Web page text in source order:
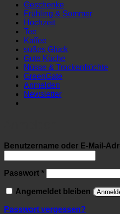
Geschenke
Frühling & Sommer
Hochzeit
Tee
Kaffee
süßes Glück
Gute Küche
Nüsse & Trockenfrüchte
GreenGate
Anmelden
Newsletter
Benutzername oder E-Mail-
Passwort *Erforderlich
Angemeldet bleiben
Passwort vergessen?